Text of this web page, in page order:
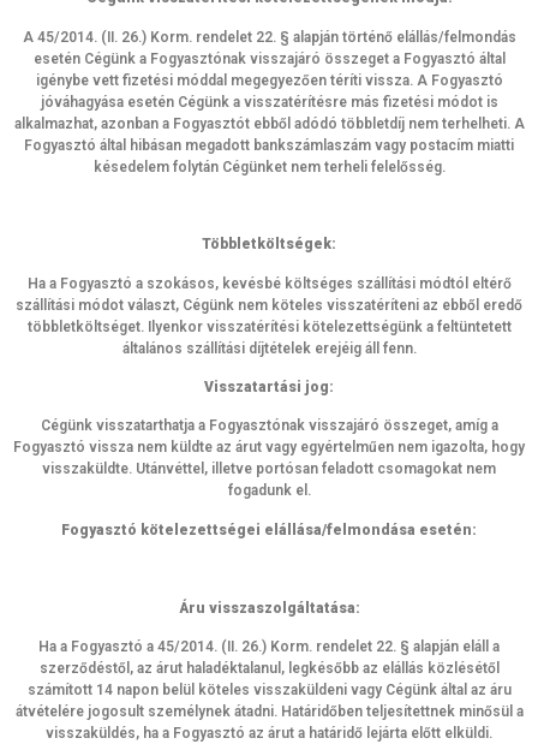
A 45/2014. (II. 26.) Korm. rendelet 22. § alapján történő elállás/felmondás
esetén Cégünk a Fogyasztónak visszajáró összeget a Fogyasztó által
igénybe vett fizetési móddal megegyezően téríti vissza. A Fogyasztó
jóváhagyása esetén Cégünk a visszatérítésre más fizetési módot is
alkalmazhat, azonban a Fogyasztót ebből adódó többletdíj nem terhelheti. A
Fogyasztó által hibásan megadott bankszámlaszám vagy postacím miatti
késedelem folytán Cégünket nem terheli felelősség.
Többletköltségek:
Ha a Fogyasztó a szokásos, kevésbé költséges szállítási módtól eltérő
szállítási módot választ, Cégünk nem köteles visszatéríteni az ebből eredő
többletköltséget. Ilyenkor visszatérítési kötelezettségünk a feltüntetett
általános szállítási díjtételek erejéig áll fenn.
Visszatartási jog:
Cégünk visszatarthatja a Fogyasztónak visszajáró összeget, amíg a
Fogyasztó vissza nem küldte az árut vagy egyértelműen nem igazolta, hogy
visszaküldte. Utánvéttel, illetve portósan feladott csomagokat nem
fogadunk el.
Fogyasztó kötelezettségei elállása/felmondása esetén:
Áru visszaszolgáltatása:
Ha a Fogyasztó a 45/2014. (II. 26.) Korm. rendelet 22. § alapján eláll a
szerződéstől, az árut haladéktalanul, legkésőbb az elállás közlésétől
számított 14 napon belül köteles visszaküldeni vagy Cégünk által az áru
átvételére jogosult személynek átadni. Határidőben teljesítettnek minősül a
visszaküldés, ha a Fogyasztó az árut a határidő lejárta előtt elküldi.